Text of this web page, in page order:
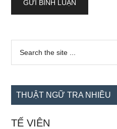
Sidebar
chính
...
THUẬT NGỮ TRA NHIỀU
TẾ VIÊN